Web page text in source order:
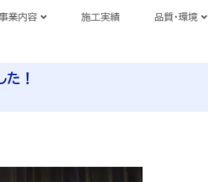
業内容 施工実績 品質・環境
！